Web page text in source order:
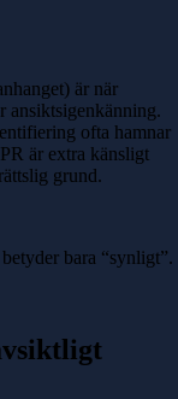
är när
ansiktsigenkänning.
ofta hamnar
är extra känsligt
grund.
bara “synligt”.